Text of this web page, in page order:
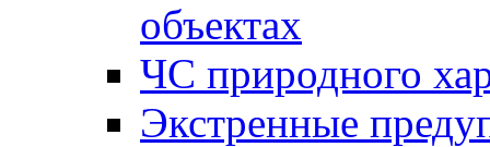
объектах
ЧС природного
Экстренные